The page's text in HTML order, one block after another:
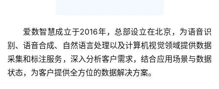
爱数智慧成立于2016年，总部设立在北京，为语音识
别、语音合成、自然语言处理以及计算机视觉领域提供数据
采集和标注服务，深入分析客户需求，结合应用场景与数据
状态，为客户提供全方位的数据解决方案。